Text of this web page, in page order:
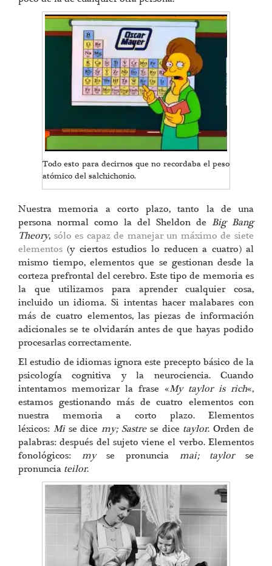
Todo esto para decirnos que no recordaba el peso
atómico del salchichonio.
Nuestra memoria a corto plazo, tanto la de una
persona normal como la del Sheldon de Big Bang
Theory, sólo es capaz de manejar un máximo de siete
elementos (y ciertos estudios lo reducen a cuatro) al
mismo tiempo, elementos que se gestionan desde la
corteza prefrontal del cerebro. Este tipo de memoria es
la que utilizamos para aprender cualquier cosa,
incluido un idioma. Si intentas hacer malabares con
más de cuatro elementos, las piezas de información
adicionales se te olvidarán antes de que hayas podido
procesarlas correctamente.
El estudio de idiomas ignora este precepto básico de la
psicología cognitiva y la neurociencia. Cuando
intentamos memorizar la frase «My taylor is rich«,
estamos gestionando más de cuatro elementos con
nuestra memoria a corto plazo. Elementos
léxicos: Mise dicemy; Sastrese dice taylor. Orden de
palabras: después del sujeto viene el verbo. Elementos
fonológicos: myse pronuncia mai; taylorse
pronuncia teilor.